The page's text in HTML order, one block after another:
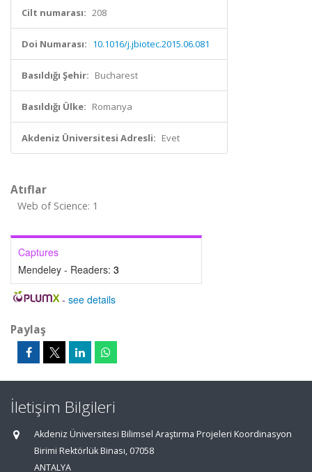
Cilt numarası: 208
Doi Numarası: 10.1016/j.jbiotec.2015.06.081
Basıldığı Şehir: Bucharest
Basıldığı Ülke: Romanya
Akdeniz Üniversitesi Adresli: Evet
Atıflar
Web of Science: 1
Captures
Mendeley - Readers: 3
- see details
Paylaş
İletişim Bilgileri
Akdeniz Üniversitesi Bilimsel Araştırma Projeleri Koordinasyon
Birimi Rektörlük Binası, 07058
ANTALYA